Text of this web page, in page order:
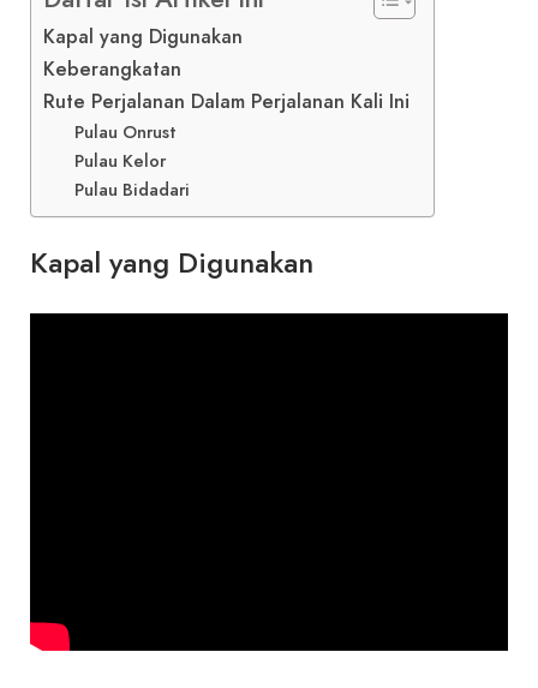
Kapal yang Digunakan
Keberangkatan
Rute Perjalanan Dalam Perjalanan Kali Ini
Pulau Onrust
Pulau Kelor
Pulau Bidadari
Kapal yang Digunakan